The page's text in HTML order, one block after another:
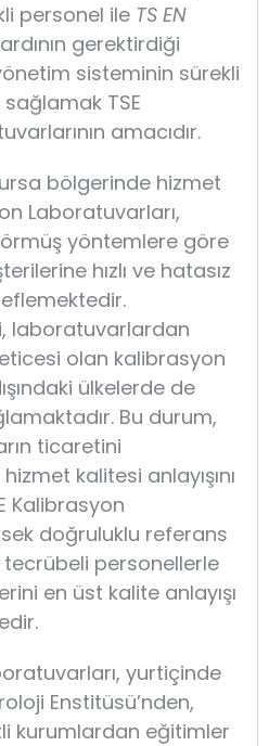
personel ile TS EN
gerektirdiği
sisteminin sürekli
TSE
amacıdır.
bölgerinde hizmet
Laboratuvarları,
yöntemlere göre
hızlı ve hatasız
laboratuvarlardan
olan kalibrasyon
ülkelerde de
Bu durum,
ticaretini
kalitesi anlayışını
Kalibrasyon
doğruluklu referans
personellerle
en üst kalite anlayışı
yurtiçinde
Enstitüsü’nden,
kurumlardan eğitimler